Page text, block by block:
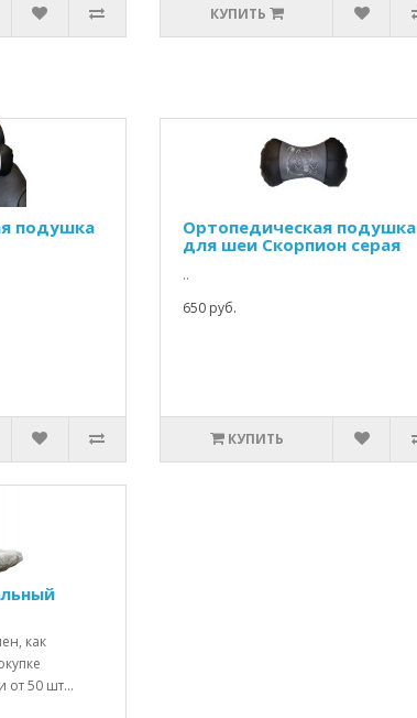
КУПИТЬ
подушка
Ортопедическая подушка
для шеи Скорпион серая
..
650 руб.
КУПИТЬ
как
от 50 шт...